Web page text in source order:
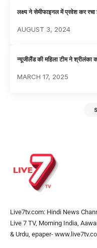
लक्ष्य ने सेमीफाइनल में प्रवेश कर रचा
AUGUST 3, 2024
न्यूजीलैंड की महिला टीम ने श्रीलंका
MARCH 17, 2025
Live7tv.com: Hindi News
Live 7 TV, Morning India,
& Urdu, epaper-